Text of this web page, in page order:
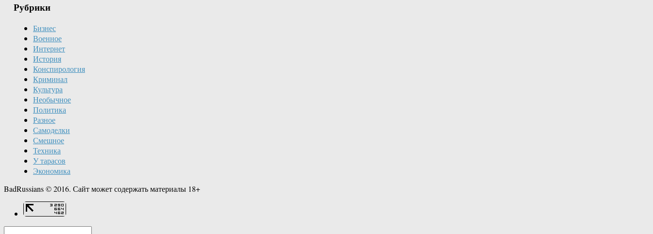
Рубрики
Бизнес
Военное
Интернет
История
Конспирология
Криминал
Культура
Необычное
Политика
Разное
Самоделки
Смешное
Техника
У тарасов
Экономика
BadRussians © 2016. Сайт может содержать материалы 18+